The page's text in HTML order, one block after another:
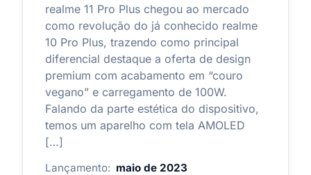
realme 11 Pro Plus chegou ao mercado
como revolução do já conhecido realme
10 Pro Plus, trazendo como principal
diferencial destaque a oferta de design
premium com acabamento em “couro
vegano” e carregamento de 100W.
Falando da parte estética do dispositivo,
temos um aparelho com tela AMOLED
[…]
Lançamento: maio de 2023